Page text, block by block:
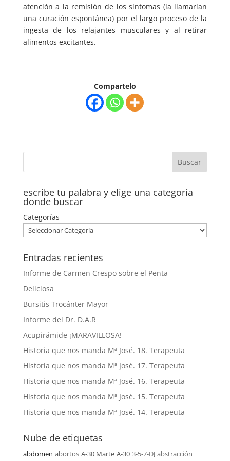
atención a la remisión de los síntomas (la llamarían
una curación espontánea) por el largo proceso de la
ingesta de los relajantes musculares y al retirar
alimentos excitantes.
Compartelo
escribe tu palabra y elige una categoría
donde buscar
Categorías
Entradas recientes
Informe de Carmen Crespo sobre el Penta
Deliciosa
Bursitis Trocánter Mayor
Informe del Dr. D.A.R
Acupirámide ¡MARAVILLOSA!
Historia que nos manda Mª José. 18. Terapeuta
Historia que nos manda Mª José. 17. Terapeuta
Historia que nos manda Mª José. 16. Terapeuta
Historia que nos manda Mª José. 15. Terapeuta
Historia que nos manda Mª José. 14. Terapeuta
Nube de etiquetas
abdomen abortos A-30 Marte A-30 3-5-7-DJ abstracción